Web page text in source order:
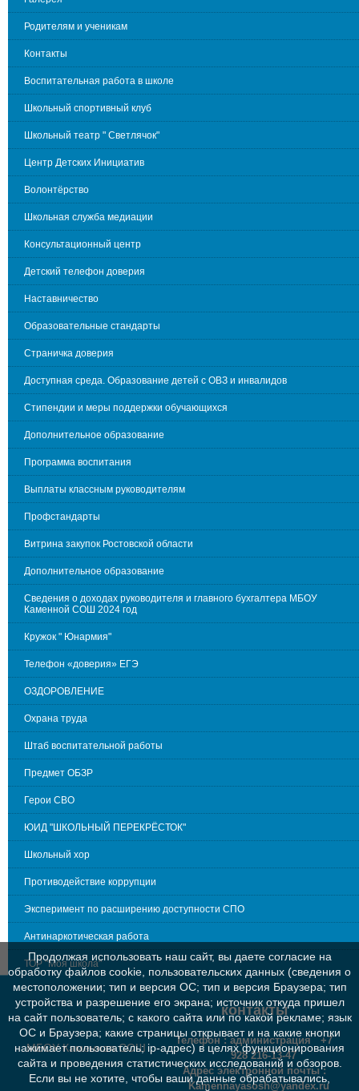
Родителям и ученикам
Контакты
Воспитательная работа в школе
Школьный спортивный клуб
Школьный театр " Светлячок"
Центр Детских Инициатив
Волонтёрство
Школьная служба медиации
Консультационный центр
Детский телефон доверия
Наставничество
Образовательные стандарты
Страничка доверия
Доступная среда. Образование детей с ОВЗ и инвалидов
Стипендии и меры поддержки обучающихся
Дополнительное образование
Программа воспитания
Выплаты классным руководителям
Профстандарты
Витрина закупок Ростовской области
Дополнительное образование
Сведения о доходах руководителя и главного бухгалтера МБОУ
Каменной СОШ 2024 год
Кружок " Юнармия"
Телефон «доверия» ЕГЭ
ОЗДОРОВЛЕНИЕ
Охрана труда
Штаб воспитательной работы
Предмет ОБЗР
Герои СВО
ЮИД "ШКОЛЬНЫЙ ПЕРЕКРЁСТОК"
Школьный хор
Противодействие коррупции
Эксперимент по расширению доступности СПО
Антинаркотическая работа
ТОР "Моя школа"
МБОУ Каменная СОШ
контакты
Телефон : администрация +7
928 216-13-47
Адрес электронной почты :
Kamennayasosh@yandex.ru
Продолжая использовать наш сайт, вы даете согласие на
обработку файлов cookie, пользовательских данных (сведения о
местоположении; тип и версия ОС; тип и версия Браузера; тип
устройства и разрешение его экрана; источник откуда пришел
на сайт пользователь; с какого сайта или по какой рекламе; язык
ОС и Браузера; какие страницы открывает и на какие кнопки
нажимает пользователь; ip-адрес) в целях функционирования
сайта и проведения статистических исследований и обзоров.
Если вы не хотите, чтобы ваши данные обрабатывались,